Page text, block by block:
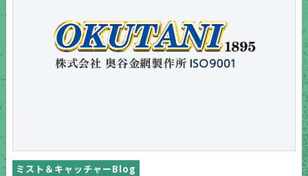
ミスト＆キャッチャーBlog